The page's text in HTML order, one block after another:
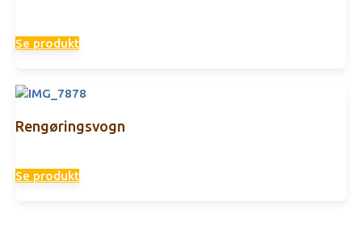
Se produkt
Rengøringsvogn
Se produkt